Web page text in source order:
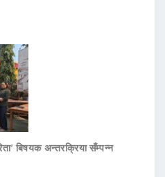
बिषयक अन्तरक्रिया सँम्पन्न